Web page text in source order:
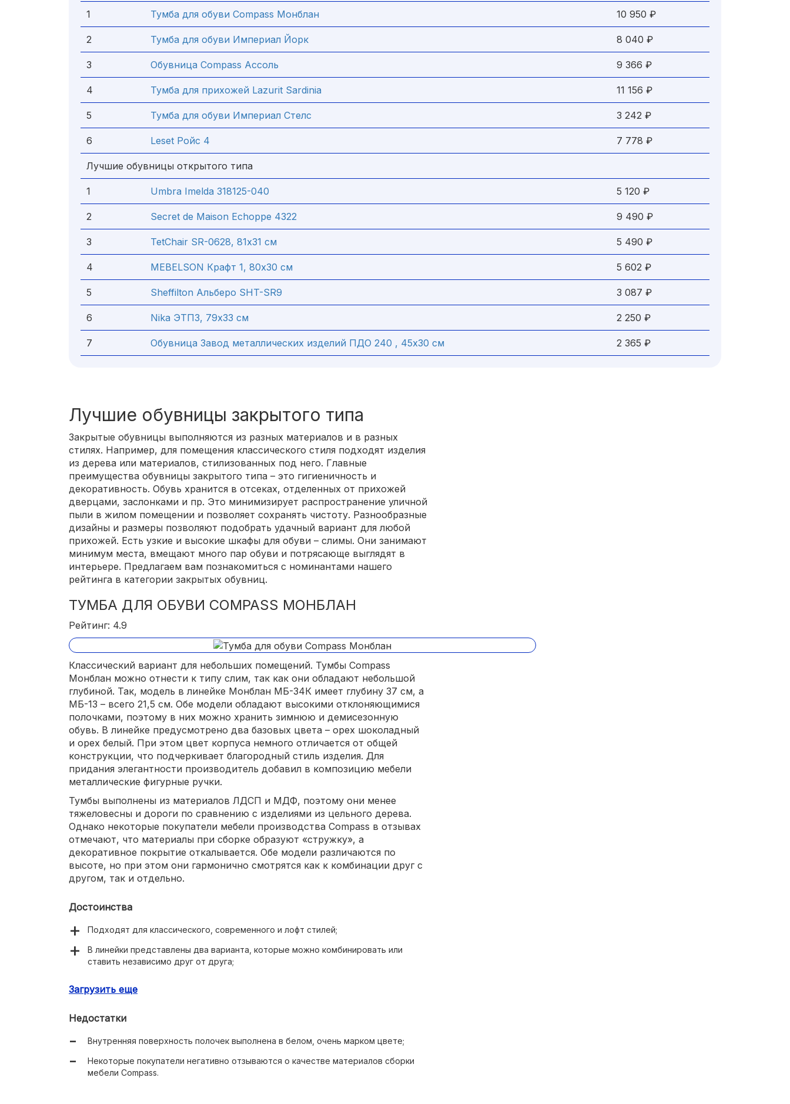
1 Тумба для обуви Compass Монблан 10 950 ₽
2 Тумба для обуви Империал Йорк 8 040 ₽
3 Обувница Compass Ассоль 9 366 ₽
4 Тумба для прихожей Lazurit Sardinia 11 156 ₽
5 Тумба для обуви Империал Стелс 3 242 ₽
6 Leset Ройс 4 7 778 ₽
Лучшие обувницы открытого типа
1 Umbra Imelda 318125-040 5 120 ₽
2 Secret de Maison Echoppe 4322 9 490 ₽
3 TetChair SR-0628, 81х31 см 5 490 ₽
4 MEBELSON Крафт 1, 80х30 см 5 602 ₽
5 Sheffilton Альберо SHT-SR9 3 087 ₽
6 Nika ЭТП3, 79х33 см 2 250 ₽
7 Обувница Завод металлических изделий ПДО 240 , 45х30 см 2 365 ₽
Лучшие обувницы закрытого типа
Закрытые обувницы выполняются из разных материалов и в разных
стилях. Например, для помещения классического стиля подходят изделия
из дерева или материалов, стилизованных под него. Главные
преимущества обувницы закрытого типа – это гигиеничность и
декоративность. Обувь хранится в отсеках, отделенных от прихожей
дверцами, заслонками и пр. Это минимизирует распространение уличной
пыли в жилом помещении и позволяет сохранять чистоту. Разнообразные
дизайны и размеры позволяют подобрать удачный вариант для любой
прихожей. Есть узкие и высокие шкафы для обуви – слимы. Они занимают
минимум места, вмещают много пар обуви и потрясающе выглядят в
интерьере. Предлагаем вам познакомиться с номинантами нашего
рейтинга в категории закрытых обувниц.
ТУМБА ДЛЯ ОБУВИ COMPASS МОНБЛАН
Рейтинг: 4.9
Классический вариант для небольших помещений. Тумбы Compass
Монблан можно отнести к типу слим, так как они обладают небольшой
глубиной. Так, модель в линейке Монблан МБ-34К имеет глубину 37 см, а
МБ-13 – всего 21,5 см. Обе модели обладают высокими отклоняющимися
полочками, поэтому в них можно хранить зимнюю и демисезонную
обувь. В линейке предусмотрено два базовых цвета – орех шоколадный
и орех белый. При этом цвет корпуса немного отличается от общей
конструкции, что подчеркивает благородный стиль изделия. Для
придания элегантности производитель добавил в композицию мебели
металлические фигурные ручки.
Тумбы выполнены из материалов ЛДСП и МДФ, поэтому они менее
тяжеловесны и дороги по сравнению с изделиями из цельного дерева.
Однако некоторые покупатели мебели производства Compass в отзывах
отмечают, что материалы при сборке образуют «стружку», а
декоративное покрытие откалывается. Обе модели различаются по
высоте, но при этом они гармонично смотрятся как к комбинации друг с
другом, так и отдельно.
Достоинства
Подходят для классического, современного и лофт стилей;
В линейки представлены два варианта, которые можно комбинировать или
ставить независимо друг от друга;
протирать;
варьируется в пределах 11500 рублей, а МБ-13 – около 6000 рублей.
Загрузить еще
Недостатки
Внутренняя поверхность полочек выполнена в белом, очень марком цвете;
Некоторые покупатели негативно отзываются о качестве материалов сборки
мебели Compass.